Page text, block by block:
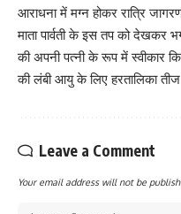
आराधना में मग्न होकर रात्रि
माता पार्वती के इस तप को देखकर
की अपनी पत्नी के रूप में स्वीकार
की लंबी आयु के लिए हरतालिका
Leave a Comment
Your email address will not be